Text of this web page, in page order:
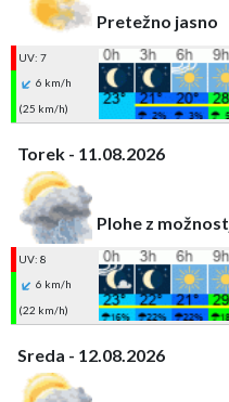
Pretežno jasno
UV: 7
6 km/h
(25 km/h)
Torek - 11.08.2026
Plohe z
UV: 8
6 km/h
(22 km/h)
Sreda - 12.08.2026